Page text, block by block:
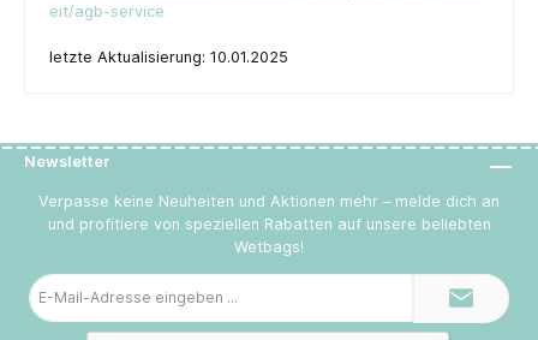
eit/agb-service
letzte Aktualisierung: 10.01.2025
Newsletter
Verpasse keine Neuheiten und Aktionen mehr – melde dich an
und profitiere von speziellen Rabatten auf unsere beliebten
Wetbags!
Mail-